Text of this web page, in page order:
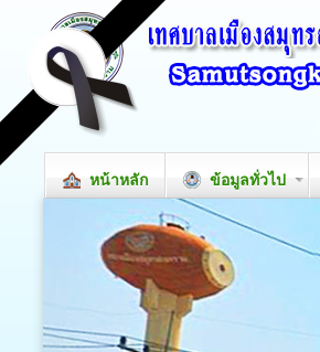
หน้าหลัก ข้อมูลทั่วไป